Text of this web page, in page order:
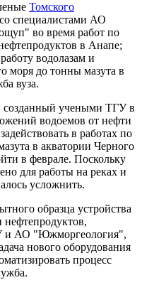
Томского
специалистами АО
во время работ по
в Анапе;
водолазам и
моря до тонны мазута в
вуза.
созданный учеными ТГУ в
водоемов от нефти
в работах по
в акватории Черного
в феврале. Поскольку
для работы на реках и
усложнить.
образца устройства
и АО "Южморгеология",
нового оборудования
процесс